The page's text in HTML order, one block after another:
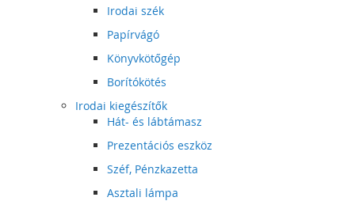
Irodai szék
Papírvágó
Könyvkötőgép
Borítókötés
Irodai kiegészítők
Hát- és lábtámasz
Prezentációs eszköz
Széf, Pénzkazetta
Asztali lámpa